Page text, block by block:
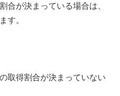
合が決まっている場合は、
す。
取得割合が決まっていない